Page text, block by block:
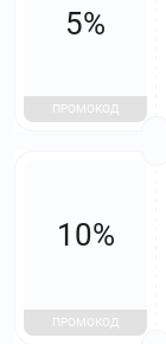
5%
ПРОМОКОД
10%
ПРОМОКОД